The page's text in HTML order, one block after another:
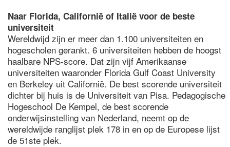
Naar Florida, Californië of Italië voor de beste
universiteit
Wereldwijd zijn er meer dan 1.100 universiteiten en
hogescholen gerankt. 6 universiteiten hebben de hoogst
haalbare NPS-score. Dat zijn vijf Amerikaanse
universiteiten waaronder Florida Gulf Coast University
en Berkeley uit Californië. De best scorende universiteit
dichter bij huis is de Universiteit van Pisa. Pedagogische
Hogeschool De Kempel, de best scorende
onderwijsinstelling van Nederland, neemt op de
wereldwijde ranglijst plek 178 in en op de Europese lijst
de 51ste plek.